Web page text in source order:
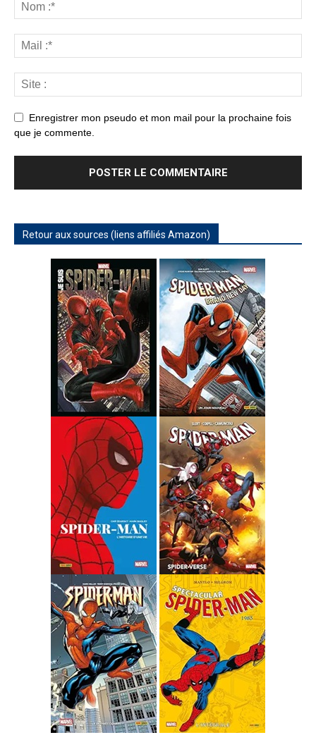
Enregistrer mon pseudo et mon mail pour la prochaine fois
que je commente.
Retour aux sources (liens affiliés Amazon)